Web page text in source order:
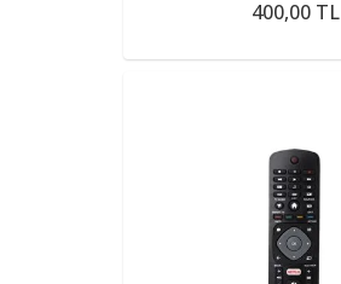
400,00 TL